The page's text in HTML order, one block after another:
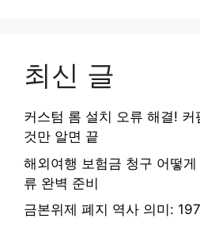
최신 글
커스텀 롬 설치 오류 해결! 커
것만 알면 끝
해외여행 보험금 청구 어떻
류 완벽 준비
금본위제 폐지 역사 의미: